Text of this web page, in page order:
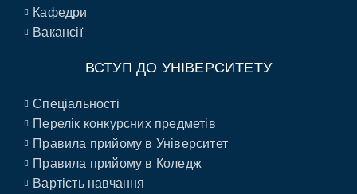
Кафедри
Вакансії
ВСТУП ДО УНІВЕРСИТЕТУ
Спеціальності
Перелік конкурсних предметів
Правила прийому в Університет
Правила прийому в Коледж
Вартість навчання